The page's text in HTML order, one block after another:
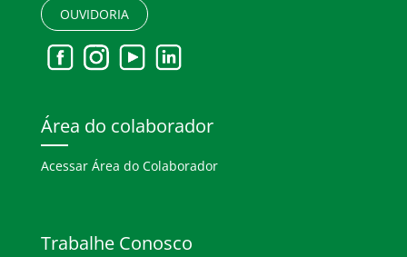
OUVIDORIA
Área do colaborador
Acessar Área do Colaborador
Trabalhe Conosco